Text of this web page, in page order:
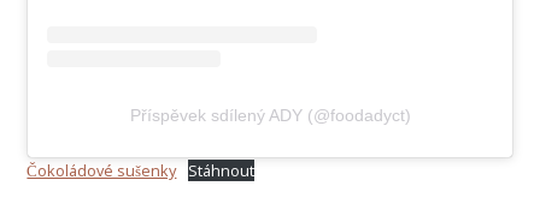
Příspěvek sdílený ADY (@foodadyct)
Čokoládové sušenky Stáhnout